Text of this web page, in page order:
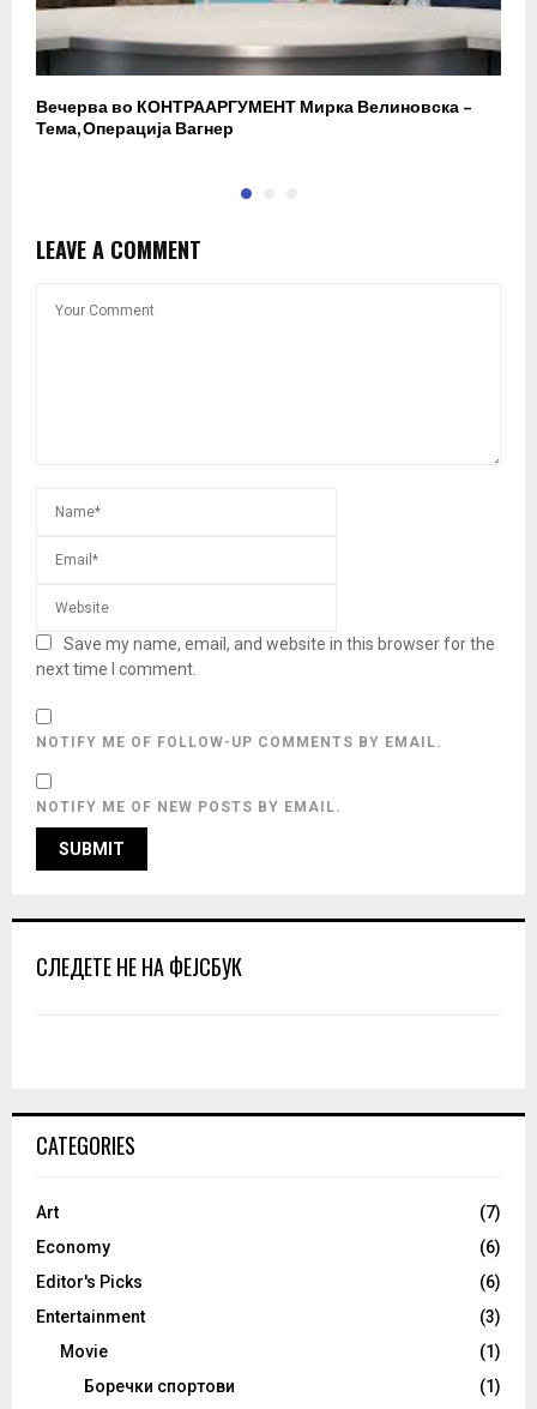
Вечерва во КОНТРААРГУМЕНТ Мирка Велиновска –
Тема, Операција Вагнер
LEAVE A COMMENT
Save my name, email, and website in this browser for the
next time I comment.
NOTIFY ME OF FOLLOW-UP COMMENTS BY EMAIL.
NOTIFY ME OF NEW POSTS BY EMAIL.
СЛЕДЕТЕ НЕ НА ФЕЈСБУК
CATEGORIES
Art
(7)
Economy
(6)
Editor's Picks
(6)
Entertainment
(3)
Movie
(1)
Боречки спортови
(1)